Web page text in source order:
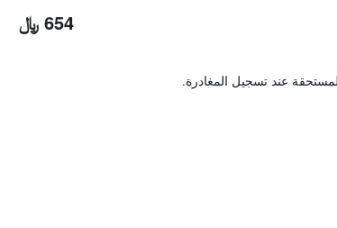
654 ﷼
عند تسجيل المغادرة.